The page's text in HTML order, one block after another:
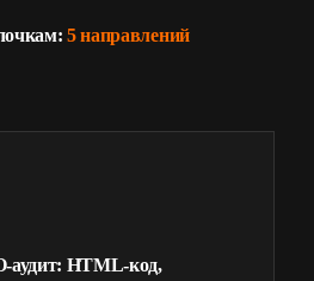
5 направлений
аудит: HTML-код,